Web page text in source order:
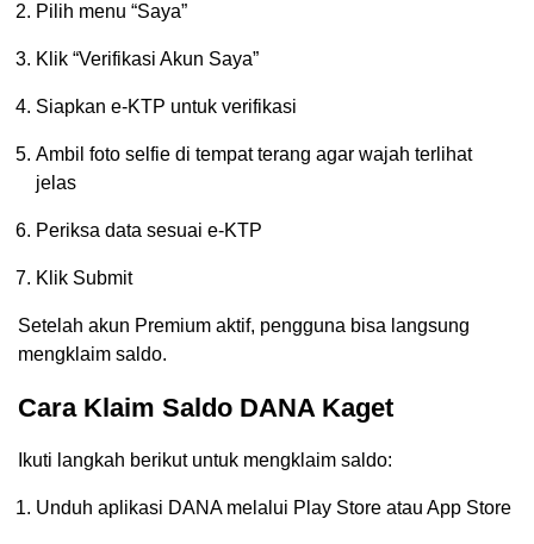
Pilih menu “Saya”
Klik “Verifikasi Akun Saya”
Siapkan e-KTP untuk verifikasi
Ambil foto selfie di tempat terang agar wajah terlihat
jelas
Periksa data sesuai e-KTP
Klik Submit
Setelah akun Premium aktif, pengguna bisa langsung
mengklaim saldo.
Cara Klaim Saldo DANA Kaget
Ikuti langkah berikut untuk mengklaim saldo:
Unduh aplikasi DANA melalui Play Store atau App Store